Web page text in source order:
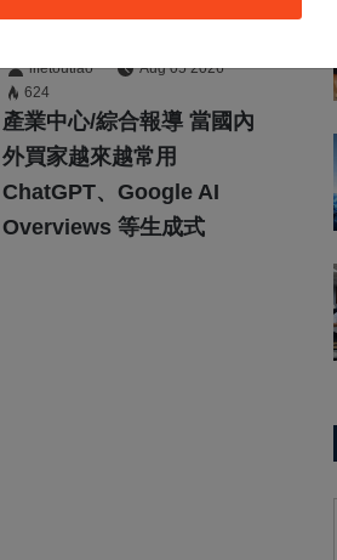
中 協助製造業AI
搜尋優化GEO數
位缺口
lifetoutiao
Aug 05 2026
624
產業中心/綜合報導 當國內
外買家越來越常用
ChatGPT、Google AI
Overviews 等生成式